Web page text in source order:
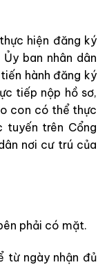
hiện đăng ký
ban nhân dân
hành đăng ký
tiếp nộp hồ sơ,
con có thể thực
tuyến trên Cổng
nơi cư trú của
phải có mặt.
từ ngày nhận đủ